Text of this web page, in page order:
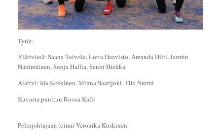
Tytöt:
Ylärivissä: Saana Toivola, Lotta Haavisto, Amanda Hiiri, Jasmin
Nänimäinen, Sonja Hallia, Sanni Hiekka
Alarivi: Ida Koskinen, Minna Saarijoki, Tita Nurmi
Kuvasta puuttuu Roosa Kalli
Pelinjohtajana toimii Veronika Koskinen.